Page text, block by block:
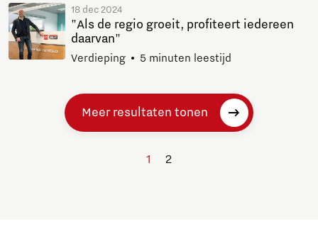
18 dec 2024
"Als de regio groeit, profiteert iedereen
daarvan"
Verdieping 5 minuten leestijd
Meer resultaten tonen
1 2